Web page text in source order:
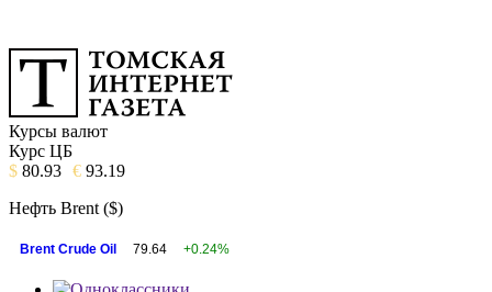
Курсы валют
Курс ЦБ
$ 80.93 € 93.19
Нефть Brent ($)
Brent Crude Oil 79.64 +0.24%